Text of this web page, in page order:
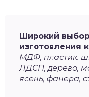
Широкий
изготовления
МДФ, пластик.
ЛДСП, дерево,
ясень, фанера,